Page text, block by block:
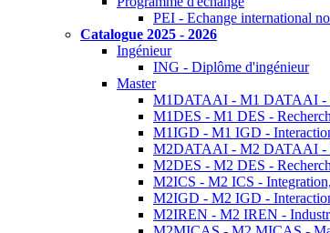
PEI - Echange international
Catalogue 2025 - 2026
Ingénieur
ING - Diplôme d'ingénieur
Master
M1DATAAI - M1 DATAAI -
M1DES - M1 DES -
M1IGD - M1 IGD -
M2DATAAI - M2 DATAAI -
M2DES - M2 DES -
M2ICS - M2 ICS -
M2IGD - M2 IGD -
M2IREN - M2 IREN -